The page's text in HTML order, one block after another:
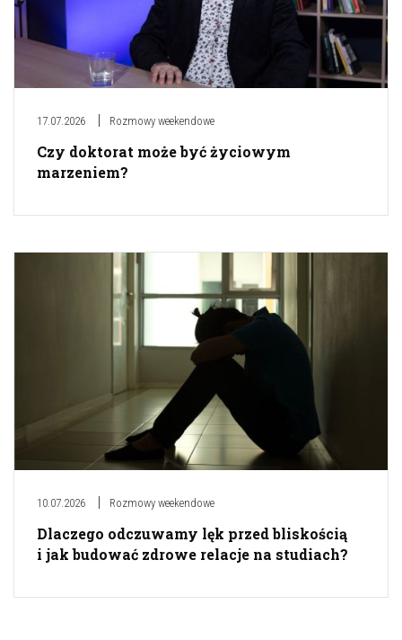
17.07.2026 Rozmowy weekendowe
Czy doktorat może być życiowym
marzeniem?
10.07.2026 Rozmowy weekendowe
Dlaczego odczuwamy lęk przed bliskością
i jak budować zdrowe relacje na studiach?